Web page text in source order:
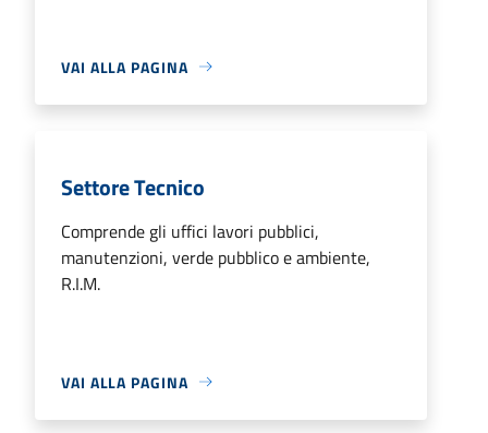
VAI ALLA PAGINA
Settore Tecnico
Comprende gli uffici lavori pubblici,
manutenzioni, verde pubblico e ambiente,
R.I.M.
VAI ALLA PAGINA